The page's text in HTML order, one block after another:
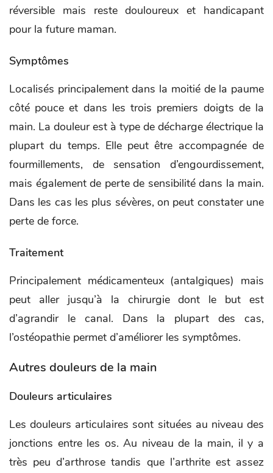
réversible mais reste douloureux et handicapant
pour la future maman.
Symptômes
Localisés principalement dans la moitié de la paume
côté pouce et dans les trois premiers doigts de la
main. La douleur est à type de décharge électrique la
plupart du temps. Elle peut être accompagnée de
fourmillements, de sensation d’engourdissement,
mais également de perte de sensibilité dans la main.
Dans les cas les plus sévères, on peut constater une
perte de force.
Traitement
Principalement médicamenteux (antalgiques) mais
peut aller jusqu’à la chirurgie dont le but est
d’agrandir le canal. Dans la plupart des cas,
l’ostéopathie permet d’améliorer les symptômes.
Autres douleurs de la main
Douleurs articulaires
Les douleurs articulaires sont situées au niveau des
jonctions entre les os. Au niveau de la main, il y a
très peu d’arthrose tandis que l’arthrite est assez